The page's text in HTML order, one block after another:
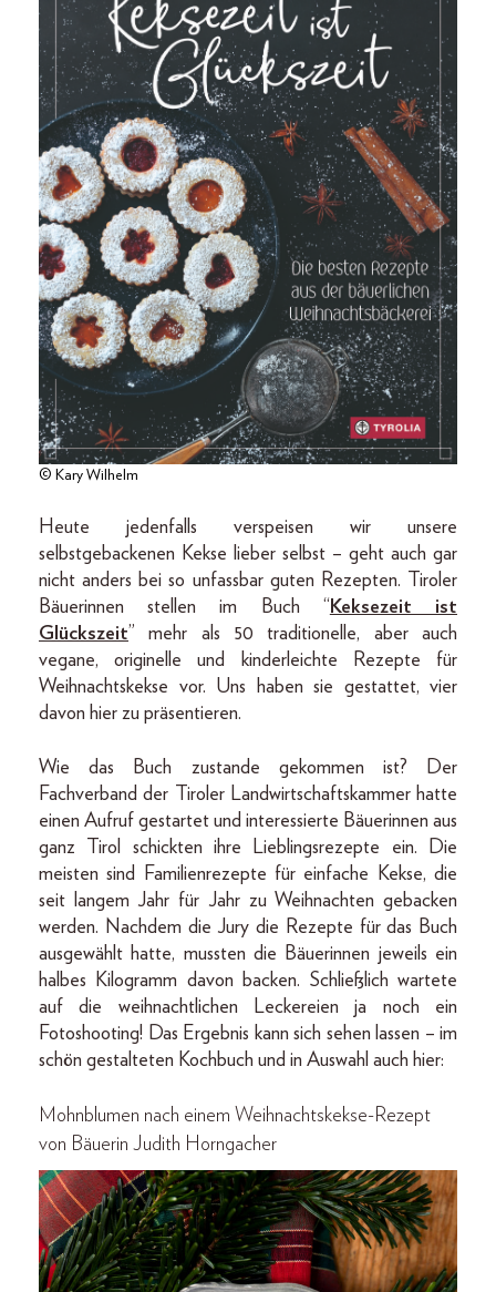
© Kary Wilhelm
Heute jedenfalls verspeisen wir unsere
selbstgebackenen Kekse lieber selbst – geht auch gar
nicht anders bei so unfassbar guten Rezepten. Tiroler
Bäuerinnen stellen im Buch “ Keksezeit ist
Glückszeit” mehr als 50 traditionelle, aber auch
vegane, originelle und kinderleichte Rezepte für
Weihnachtskekse vor. Uns haben sie gestattet, vier
davon hier zu präsentieren.
Wie das Buch zustande gekommen ist? Der
Fachverband der Tiroler Landwirtschaftskammer hatte
einen Aufruf gestartet und interessierte Bäuerinnen aus
ganz Tirol schickten ihre Lieblingsrezepte ein. Die
meisten sind Familienrezepte für einfache Kekse, die
seit langem Jahr für Jahr zu Weihnachten gebacken
werden. Nachdem die Jury die Rezepte für das Buch
ausgewählt hatte, mussten die Bäuerinnen jeweils ein
halbes Kilogramm davon backen. Schließlich wartete
auf die weihnachtlichen Leckereien ja noch ein
Fotoshooting! Das Ergebnis kann sich sehen lassen – im
schön gestalteten Kochbuch und in Auswahl auch hier:
Mohnblumen nach einem Weihnachtskekse-Rezept
von Bäuerin Judith Horngacher